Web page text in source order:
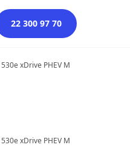
22 300 97 70